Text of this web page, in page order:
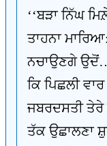
‘‘ਬੜਾ ਨਿੱਘ
ਤਾਹਨਾ
ਨਚਾਉਣਗੇ ਉਦੋਂ…
ਕਿ ਪਿਛਲੀ
ਜਬਰਦਸਤੀ
ਤੱਕ ਉਛਾਲਣਾ